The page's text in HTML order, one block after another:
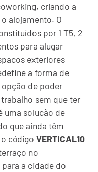
criando a
alojamento. O
por 1 T5, 2
para alugar
exteriores
a forma de
de poder
sem que ter
uma solução de
que ainda têm
código VERTICAL10
no
a cidade do